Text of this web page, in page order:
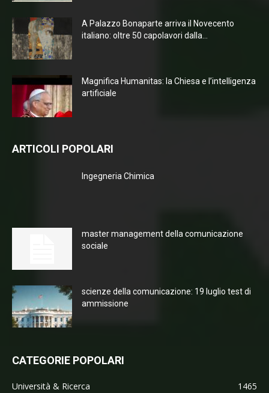
A Palazzo Bonaparte arriva il Novecento
italiano: oltre 50 capolavori dalla...
Magnifica Humanitas: la Chiesa e l’intelligenza
artificiale
ARTICOLI POPOLARI
Ingegneria Chimica
master management della comunicazione
sociale
scienze della comunicazione: 19 luglio test di
ammissione
CATEGORIE POPOLARI
Università & Ricerca
1465